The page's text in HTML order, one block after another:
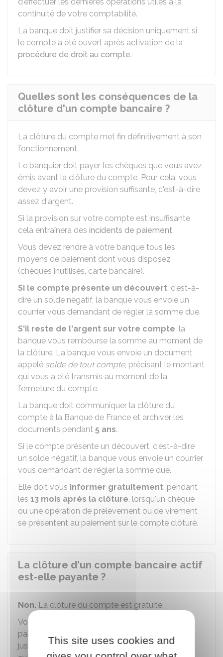
continuité de votre comptabilité.
La banque doit justifier sa décision uniquement si
le compte a été ouvert après activation de la
procédure de droit au compte.
Quelles sont les conséquences de la
clôture d'un compte bancaire ?
La clôture du compte met fin définitivement à son
fonctionnement.
Le banquier doit payer les chèques que vous avez
émis avant la clôture du compte. Pour cela, vous
devez y avoir une provision suffisante, c'est-à-dire
assez d'argent.
Si la provision sur votre compte est insuffisante,
cela entraînera des incidents de paiement.
Vous devez rendre à votre banque tous les
moyens de paiement dont vous disposez
(chèques inutilisés, carte bancaire).
Si le compte présente un découvert, c'est-à-
dire un solde négatif, la banque vous envoie un
courrier vous demandant de régler la somme due.
S'il reste de l'argent sur votre compte, la
banque vous rembourse la somme au moment de
la clôture. La banque vous envoie un document
appelé solde de tout compte, précisant le montant
qui vous a été transmis au moment de la
fermeture du compte.
La banque doit communiquer la clôture du
compte à la Banque de France et archiver les
documents pendant 5 ans.
Si le compte présente un découvert, c'est-à-dire
un solde négatif, la banque vous envoie un courrier
vous demandant de régler la somme due.
Elle doit vous informer gratuitement, pendant
les 13 mois après la clôture, lorsqu'un chèque
ou une opération de prélèvement ou de virement
se présentent au paiement sur le compte clôturé.
La clôture d'un compte bancaire actif
est-elle payante ?
Non. La clôture du compte est gratuite.
Vous devez régler les frais de services de
paiement (par exemple : cotisation de carte)
jusqu'à la date de résiliation du compte. Si vous
This site uses cookies and